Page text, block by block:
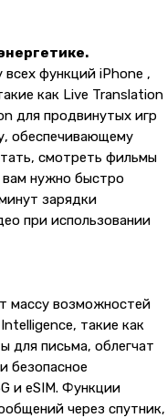
всех функций iPhone ,
как Live Translation
для продвинутых игр
обеспечивающему
смотреть фильмы
вам нужно быстро
зарядки
при использовании
массу возможностей
такие как
для письма, облегчат
безопасное
и eSIM. Функции
через спутник,